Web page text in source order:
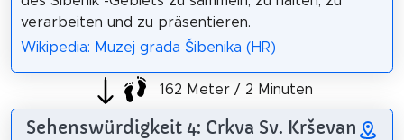
verarbeiten und zu präsentieren.
Wikipedia: Muzej grada Šibenika (HR)
162 Meter / 2 Minuten
Sehenswürdigkeit 4: Crkva Sv. Krševan